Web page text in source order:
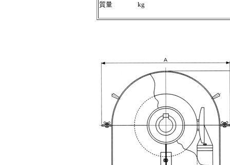
質量 kg